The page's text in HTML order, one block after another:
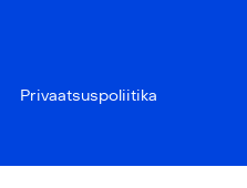
Privaatsuspoliitika